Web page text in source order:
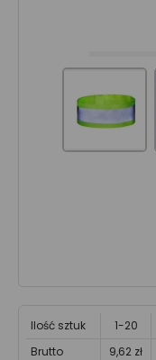
Ilość sztuk 1-20
Brutto
9,62 zł